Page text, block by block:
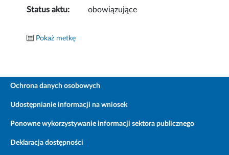
Status aktu: obowiązujące
Pokaż metkę
Ochrona danych osobowych
Udostępnianie informacji na wniosek
Ponowne wykorzystywanie informacji sektora publicznego
Deklaracja dostępności